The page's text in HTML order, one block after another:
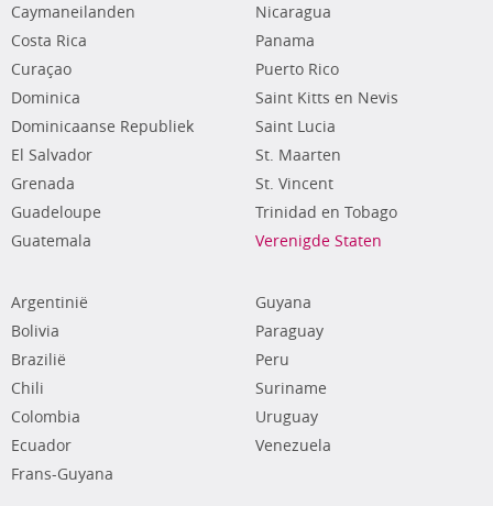
Caymaneilanden
Costa Rica
Curaçao
Dominica
Dominicaanse Republiek
El Salvador
Grenada
Guadeloupe
Guatemala
Nicaragua
Panama
Puerto Rico
Saint Kitts en Nevis
Saint Lucia
St. Maarten
St. Vincent
Trinidad en Tobago
Verenigde Staten
Argentinië
Bolivia
Brazilië
Chili
Colombia
Ecuador
Frans-Guyana
Guyana
Paraguay
Peru
Suriname
Uruguay
Venezuela